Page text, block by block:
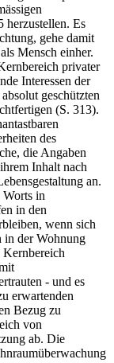
herzustellen. Es
gehe damit
Mensch einher.
privater
Interessen der
geschützten
(S. 313).
des
die Angaben
Inhalt nach
an.
in
in den
wenn sich
in der Wohnung
Kernbereich
- und es
erwartenden
Bezug zu
von
ab. Die